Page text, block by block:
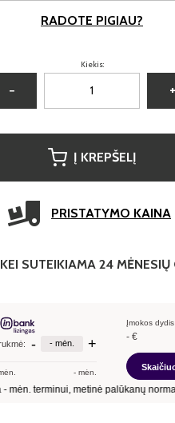
RADOTE PIGIAU?
Kiekis:
− +
Į KREPŠELĮ
PRISTATYMO KAINA
SUTEIKIAMA 24 MĖNESIŲ